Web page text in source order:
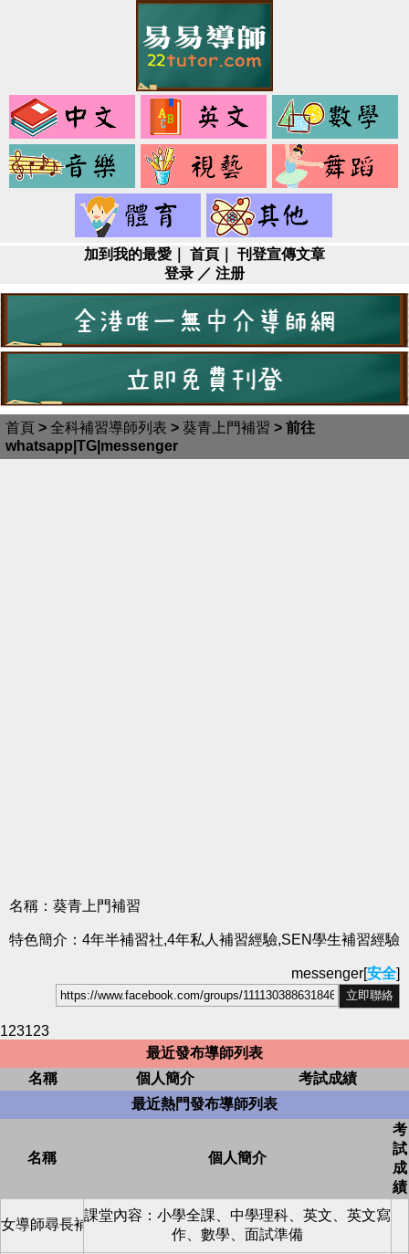
中
文
音
藝
健
身
加到我的最愛 首頁
刊登宣傳文章
登录 ／ 注册
首頁 > 全科補習導師列表 > 葵青上門補習 > 前往
whatsapp|TG|messenger
名稱：葵青上門補習
特色簡介：4年半補習社,4年私人補習經驗,SEN學生補習經驗
messenger[安全]
123123
最近發布導師列表
名稱
個人簡介
考試成績
最近熱門發布導師列表
名稱 個人簡介
考
試
成
績
女導師尋長補/短補學生
課堂內容：小學全課、中學理科、英文、英文寫
作、數學、面試準備